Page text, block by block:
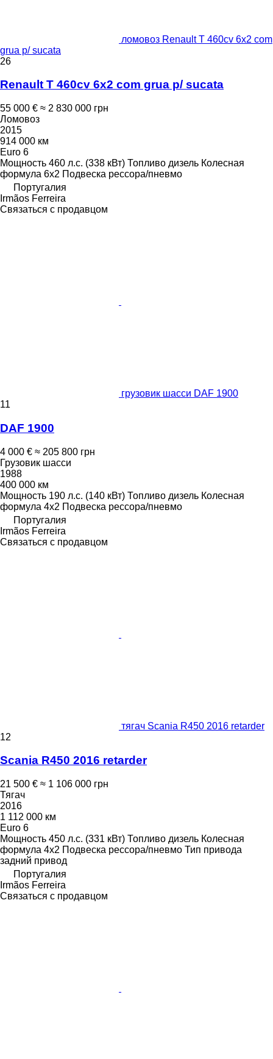
ломовоз Renault T 460cv 6x2 com
grua p/ sucata
26
Renault T 460cv 6x2 com grua p/ sucata
55 000 € ≈ 2 830 000 грн
Ломовоз
2015
914 000 км
Euro 6
Мощность 460 л.с. (338 кВт) Топливо дизель Колесная
формула 6x2 Подвеска рессора/пневмо
Португалия
Irmãos Ferreira
Связаться с продавцом
грузовик шасси DAF 1900
11
DAF 1900
4 000 € ≈ 205 800 грн
Грузовик шасси
1988
400 000 км
Мощность 190 л.с. (140 кВт) Топливо дизель Колесная
формула 4x2 Подвеска рессора/пневмо
Португалия
Irmãos Ferreira
Связаться с продавцом
тягач Scania R450 2016 retarder
12
Scania R450 2016 retarder
21 500 € ≈ 1 106 000 грн
Тягач
2016
1 112 000 км
Euro 6
Мощность 450 л.с. (331 кВт) Топливо дизель Колесная
формула 4x2 Подвеска рессора/пневмо Тип привода
задний привод
Португалия
Irmãos Ferreira
Связаться с продавцом